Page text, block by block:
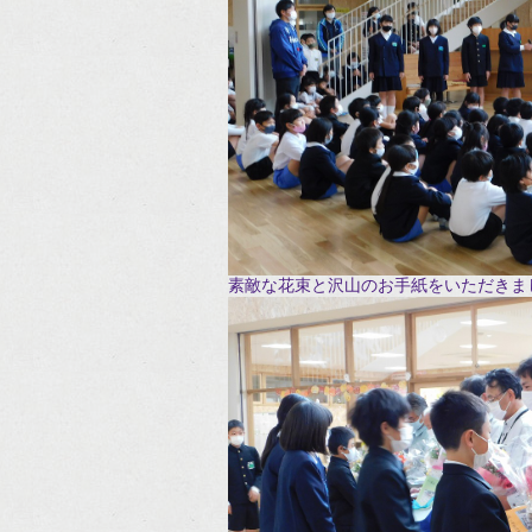
素敵な花束と沢山のお手紙をいただきま